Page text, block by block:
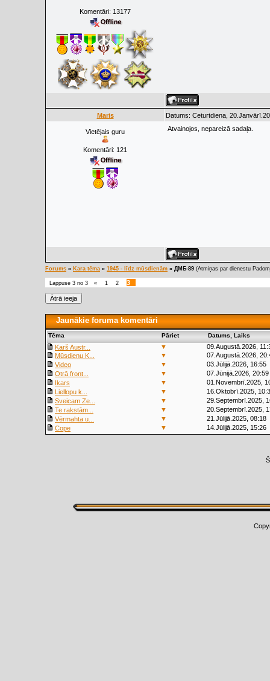
Komentāri: 13177
Maris Datums: Ceturtdiena,
Vietējais guru
Komentāri: 121
Atvainojos, nepareizā sadaļa.
Forums » Kara tēma » 1945 - līdz mūsdienām » ДМБ-89 (Atmiņas par dienestu
Lappuse 3 no 3 « 1 2 3
Jaunākie foruma komentāri
Tēma Pāriet Datums, Laiks
Karš Austr... ▼
09.Augustā.2026,
Mūsdienu K...
▼
07.Augustā.2026,
Video
▼
03.Jūlijā.2026, 16:55
Otrā front...
▼
07.Jūnijā.2026, 20:59
Ikars
▼
01.Novembrī.2025,
Liellopu k...
▼
16.Oktobrī.2025,
Sveicam Ze...
▼
29.Septembrī.2025,
Te rakstām...
▼
20.Septembrī.2025,
Vērmahta u...
▼
21.Jūlijā.2025, 08:18
Cope
▼ 14.Jūlijā.2025, 15:26